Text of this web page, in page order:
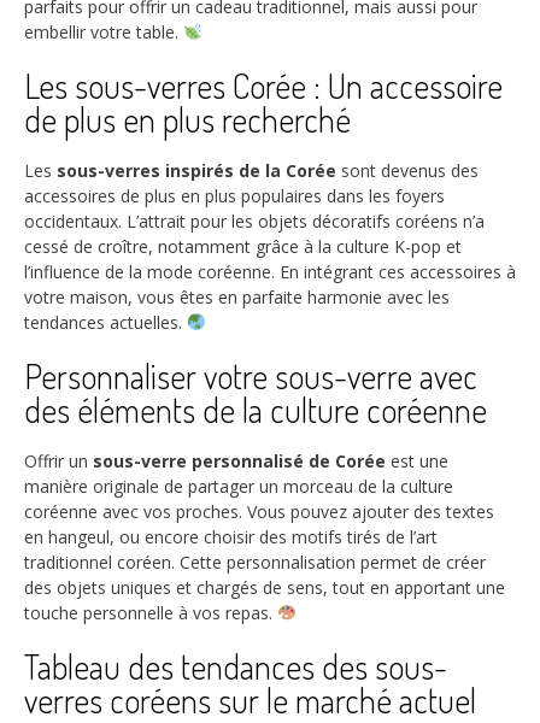
parfaits pour offrir un cadeau traditionnel, mais aussi pour
embellir votre table.
Les sous-verres Corée : Un accessoire
de plus en plus recherché
Les sous-verres inspirés de la Corée sont devenus des
accessoires de plus en plus populaires dans les foyers
occidentaux. L’attrait pour les objets décoratifs coréens n’a
cessé de croître, notamment grâce à la culture K-pop et
l’influence de la mode coréenne. En intégrant ces accessoires à
votre maison, vous êtes en parfaite harmonie avec les
tendances actuelles.
Personnaliser votre sous-verre avec
des éléments de la culture coréenne
Offrir un sous-verre personnalisé de Corée est une
manière originale de partager un morceau de la culture
coréenne avec vos proches. Vous pouvez ajouter des textes
en hangeul, ou encore choisir des motifs tirés de l’art
traditionnel coréen. Cette personnalisation permet de créer
des objets uniques et chargés de sens, tout en apportant une
touche personnelle à vos repas.
Tableau des tendances des sous-
verres coréens sur le marché actuel